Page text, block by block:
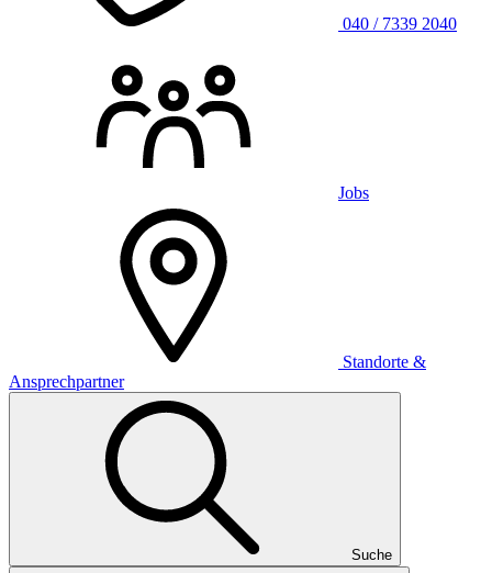
040 / 7339 2040
Jobs
Standorte &
Ansprechpartner
Suche